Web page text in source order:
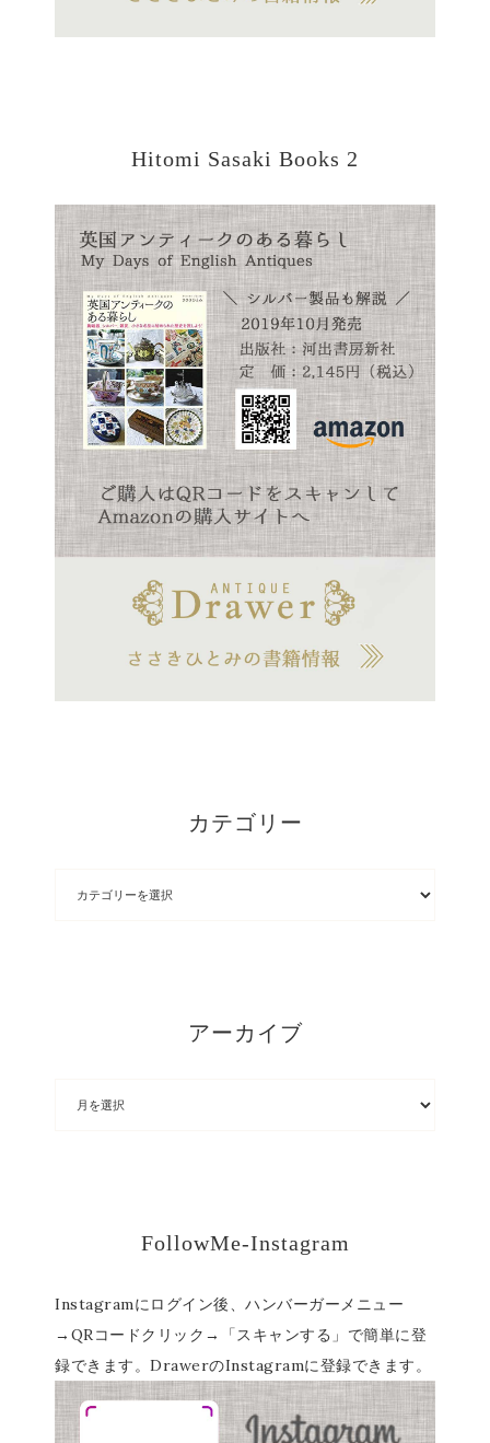
Hitomi Sasaki Books 2
カテゴリー
アーカイブ
FollowMe-Instagram
Instagramにログイン後、ハンバーガーメニュー
→QRコードクリック→「スキャンする」で簡単に登
録できます。DrawerのInstagramに登録できます。